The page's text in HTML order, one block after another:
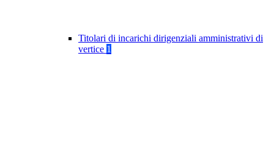
Titolari di incarichi dirigenziali amministrativi di
vertice 1